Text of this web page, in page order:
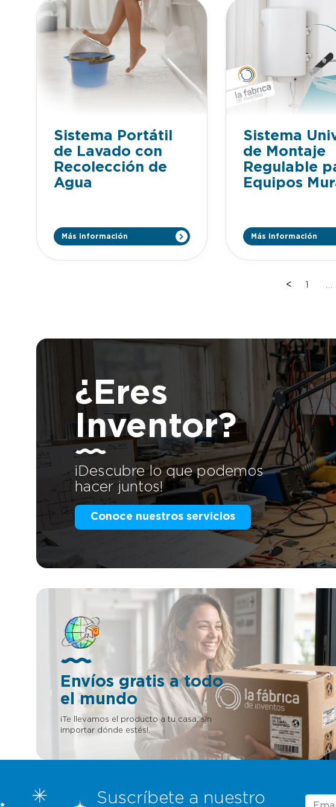
Sistema Portátil
de Lavado con
Recolección de
Agua
Más información
Sistema
de Montaje
Regulable
Equipos
Más información
< 1 …
¿Eres
Inventor?
¡Descubre lo que podemos
hacer juntos!
Conoce nuestros servicios
Envíos gratis a todo
el mundo
¡Te llevamos el producto a tu casa, sin
importar dónde estés!.
Suscríbete a nuestro